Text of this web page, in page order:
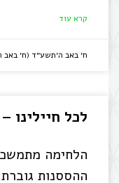
קרא עוד
ח׳ באב ה׳תשע״ד (ח׳ באב
לכל חיילינו –
הלחימה
ההססנות